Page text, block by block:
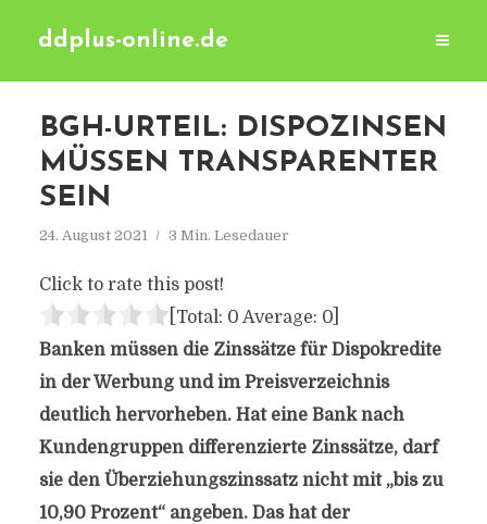
ddplus-online.de
BGH-URTEIL: DISPOZINSEN
MÜSSEN TRANSPARENTER
SEIN
24. August 2021 3 Min. Lesedauer
Click to rate this post!
[Total: 0 Average: 0]
Banken müssen die Zinssätze für Dispokredite
in der Werbung und im Preisverzeichnis
deutlich hervorheben. Hat eine Bank nach
Kundengruppen differenzierte Zinssätze, darf
sie den Überziehungszinssatz nicht mit „bis zu
10,90 Prozent“ angeben. Das hat der